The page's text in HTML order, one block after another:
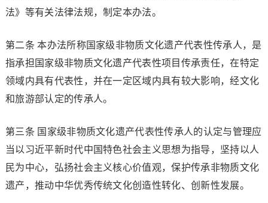
法》等有关法律法规，制定本办法。
第二条 本办法所称国家级非物质文化遗产代表性传承人，是
指承担国家级非物质文化遗产代表性项目传承责任，在特定
领域内具有代表性，并在一定区域内具有较大影响，经文化
和旅游部认定的传承人。
第三条 国家级非物质文化遗产代表性传承人的认定与管理应
当以习近平新时代中国特色社会主义思想为指导，坚持以人
民为中心，弘扬社会主义核心价值观，保护传承非物质文化
遗产，推动中华优秀传统文化创造性转化、创新性发展。